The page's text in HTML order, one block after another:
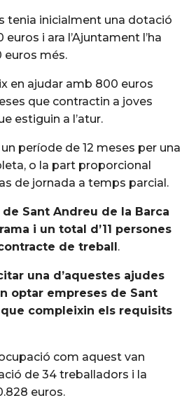
tenia inicialment una dotació
i ara l’Ajuntament l’ha
euros més.
en ajudar amb 800 euros
que contractin a joves
estiguin a l’atur.
període de 12 meses per una
o la part proporcional
de jornada a temps parcial.
Sant Andreu de la Barca
i un total d’11 persones
de treball.
una d’aquestes ajudes
optar empreses de Sant
compleixin els requisits
com aquest van
de 34 treballadors i la
euros.